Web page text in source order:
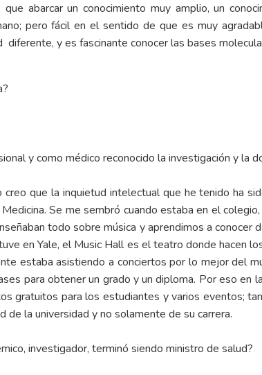
abarcar un conocimiento muy amplio, un
pero fácil en el sentido de que es muy
y es fascinante conocer las bases
y como médico reconocido la investigación y la
que la inquietud intelectual que he tenido ha
Se me sembró cuando estaba en el
todo sobre música y aprendimos a conocer
en Yale, el Music Hall es el teatro donde hacen
estaba asistiendo a conciertos por lo mejor del
para obtener un grado y un diploma. Por eso en
gratuitos para los estudiantes y varios eventos;
de la universidad y no solamente de su carrera.
investigador, terminó siendo ministro de salud?